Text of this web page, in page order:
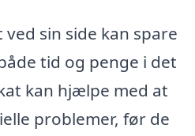
sin side kan spare
tid og penge i det
kan hjælpe med at
problemer, før de